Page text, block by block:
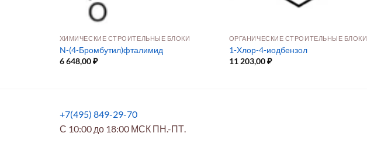
ХИМИЧЕСКИЕ СТРОИТЕЛЬНЫЕ БЛОКИ
N-(4-Бромбутил)фталимид
6 648,00₽
ОРГАНИЧЕСКИЕ СТРОИТЕЛЬНЫЕ БЛОКИ
1-Хлор-4-иодбензол
11 203,00₽
+7(495) 849-29-70
С 10:00 до 18:00 МСК ПН.-ПТ.